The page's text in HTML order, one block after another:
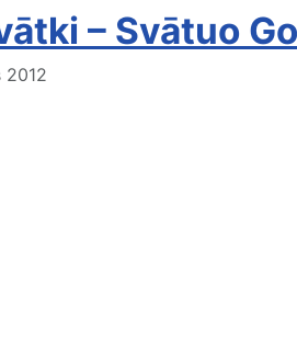
– Svātuo
2012